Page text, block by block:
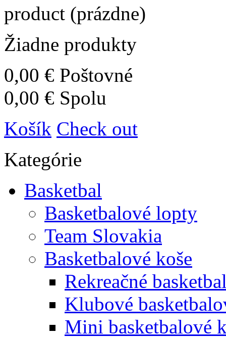
product (prázdne)
Žiadne produkty
0,00 € Poštovné
0,00 € Spolu
Košík Check out
Kategórie
Basketbal
Basketbalové lopty
Team Slovakia
Basketbalové koše
Rekreačné
Klubové
Mini basketbalové